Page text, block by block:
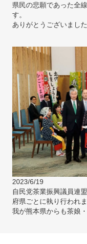
県民の悲願であった全
す。
ありがとうございました
2023/6/19
自民党茶業振興議員連
府県ごとに執り行われま
我が熊本県からも茶娘